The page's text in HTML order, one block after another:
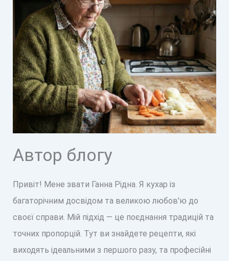
Автор блогу
Привіт! Мене звати Ганна Рідна. Я кухар із
багаторічним досвідом та великою любов'ю до
своєї справи. Мій підхід — це поєднання традицій та
точних пропорцій. Тут ви знайдете рецепти, які
виходять ідеальними з першого разу, та професійні